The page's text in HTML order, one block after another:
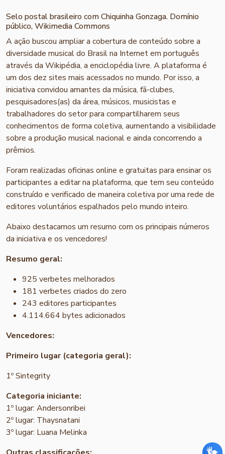
Selo postal brasileiro com Chiquinha Gonzaga. Domínio
público, Wikimedia Commons
A ação buscou ampliar a cobertura de conteúdo sobre a
diversidade musical do Brasil na Internet em português
através da Wikipédia, a enciclopédia livre. A plataforma é
um dos dez sites mais acessados no mundo. Por isso, a
iniciativa convidou amantes da música, fã-clubes,
pesquisadores(as) da área, músicos, musicistas e
trabalhadores do setor para compartilharem seus
conhecimentos de forma coletiva, aumentando a visibilidade
sobre a produção musical nacional e ainda concorrendo a
prêmios.
Foram realizadas oficinas online e gratuitas para ensinar os
participantes a editar na plataforma, que tem seu conteúdo
construído e verificado de maneira coletiva por uma rede de
editores voluntários espalhados pelo mundo inteiro.
Abaixo destacamos um resumo com os principais números
da iniciativa e os vencedores!
Resumo geral:
925 verbetes melhorados
181 verbetes criados do zero
243 editores participantes
4.114.664 bytes adicionados
Vencedores:
Primeiro lugar (categoria geral):
1º Sintegrity
Categoria iniciante:
1º lugar: Andersonribei
2º lugar: Thaysnatani
3º lugar: Luana Melinka